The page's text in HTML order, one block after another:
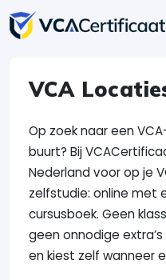
VCA
Op zoek naar een
buurt? Bij
Nederland voor op je
zelfstudie: online met
cursusboek. Geen
geen onnodige
en kiest zelf wanneer